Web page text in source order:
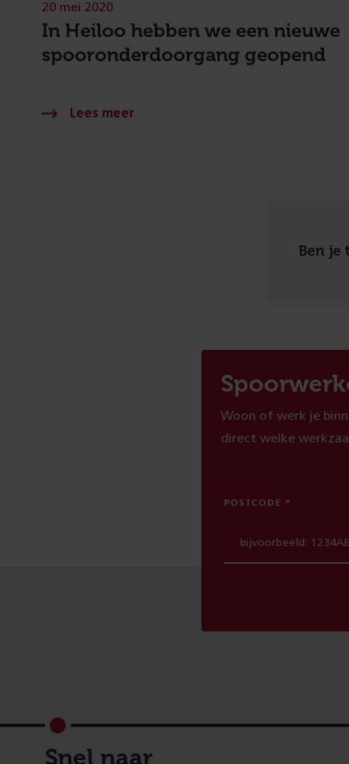
In Heiloo hebben we een nieuwe
spooronderdoorgang geopend
20 mei 2020
Ben je
Woon of werk je
direct welke
POSTCODE
Footer
Snel naar